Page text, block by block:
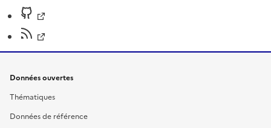
Données ouvertes
Thématiques
Données de référence